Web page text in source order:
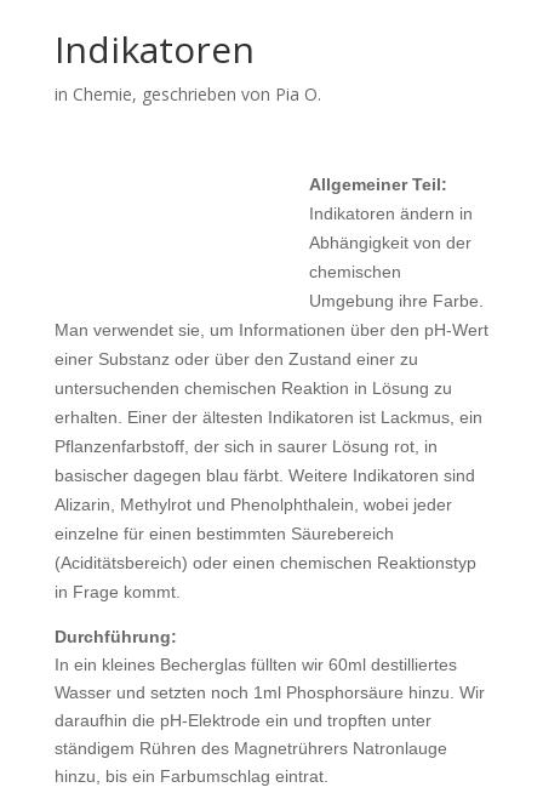
Indikatoren
in Chemie, geschrieben von Pia O.
Allgemeiner Teil:
Indikatoren ändern in
Abhängigkeit von der
chemischen
Umgebung ihre Farbe.
Man verwendet sie, um Informationen über den pH-Wert
einer Substanz oder über den Zustand einer zu
untersuchenden chemischen Reaktion in Lösung zu
erhalten. Einer der ältesten Indikatoren ist Lackmus, ein
Pflanzenfarbstoff, der sich in saurer Lösung rot, in
basischer dagegen blau färbt. Weitere Indikatoren sind
Alizarin, Methylrot und Phenolphthalein, wobei jeder
einzelne für einen bestimmten Säurebereich
(Aciditätsbereich) oder einen chemischen Reaktionstyp
in Frage kommt.
Durchführung:
In ein kleines Becherglas füllten wir 60ml destilliertes
Wasser und setzten noch 1ml Phosphorsäure hinzu. Wir
daraufhin die pH-Elektrode ein und tropften unter
ständigem Rühren des Magnetrührers Natronlauge
hinzu, bis ein Farbumschlag eintrat.